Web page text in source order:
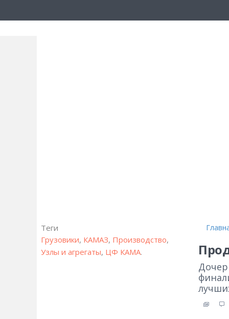
Теги
Грузовики, КАМАЗ, Производство,
Узлы и агрегаты, ЦФ КАМА.